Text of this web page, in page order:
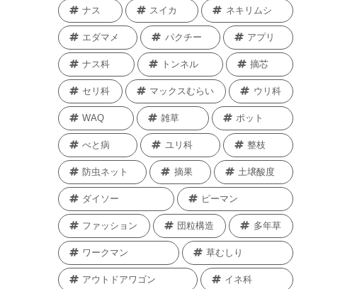
ナス スイカ ネキリムシ
エダマメ パクチー アプリ
ナス科 トンネル 摘芯
セリ科 マックスむらい ウリ科
WAQ 雑草 ポット
べと病 ユリ科 整枝
防虫ネット 摘果 土壌酸度
ダイソー ピーマン
ファッション 団粒構造 多年草
ワークマン 草むしり
アウトドアワゴン イネ科